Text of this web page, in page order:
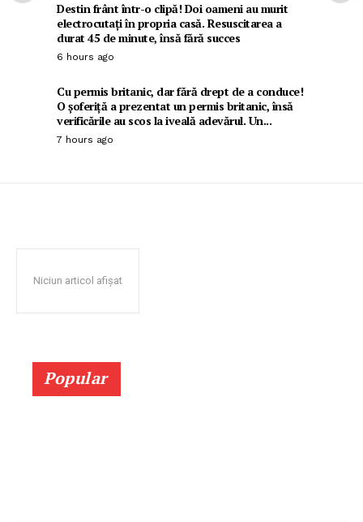
Destin frânt într-o clipă! Doi oameni au murit
electrocutați în propria casă. Resuscitarea a
durat 45 de minute, însă fără succes
6 hours ago
Cu permis britanic, dar fără drept de a conduce!
O șoferiță a prezentat un permis britanic, însă
verificările au scos la iveală adevărul. Un...
7 hours ago
Niciun articol afișat
Popular